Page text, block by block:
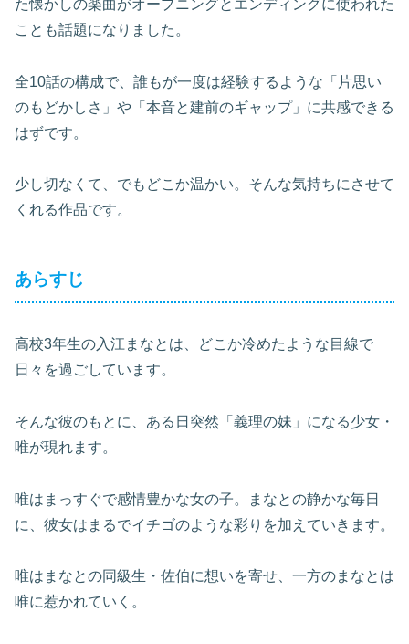
た懐かしの楽曲がオープニングとエンディングに使われた
ことも話題になりました。
全10話の構成で、誰もが一度は経験するような「片思い
のもどかしさ」や「本音と建前のギャップ」に共感できる
はずです。
少し切なくて、でもどこか温かい。そんな気持ちにさせて
くれる作品です。
あらすじ
高校3年生の入江まなとは、どこか冷めたような目線で
日々を過ごしています。
そんな彼のもとに、ある日突然「義理の妹」になる少女・
唯が現れます。
唯はまっすぐで感情豊かな女の子。まなとの静かな毎日
に、彼女はまるでイチゴのような彩りを加えていきます。
唯はまなとの同級生・佐伯に想いを寄せ、一方のまなとは
唯に惹かれていく。